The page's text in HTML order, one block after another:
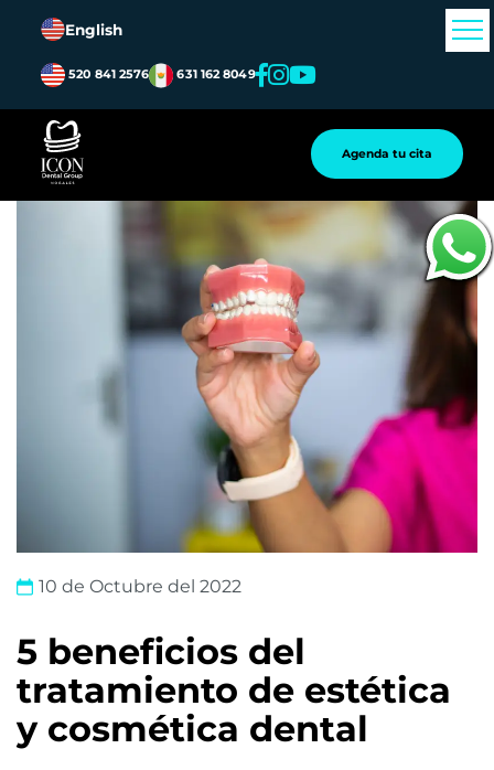
English
520 841 2576 631 162 8049
Agenda tu cita
Atrás
10 de Octubre del 2022
5 beneficios del
tratamiento de estética
y cosmética dental